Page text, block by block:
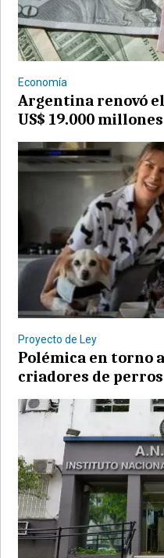
©2007/2026
Economía
Argentina renovó
US$ 19.000 millones
Proyecto de Ley
Polémica en torno
criadores de perros